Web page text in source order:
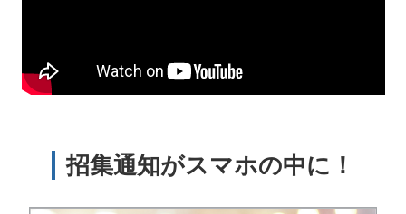
招集通知がスマホの中に！